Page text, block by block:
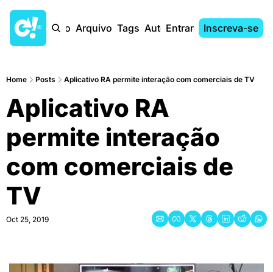
Início Arquivo Tags AutoresEntrar Inscreva-se
Home Posts Aplicativo RA permite interação com comerciais de TV
Aplicativo RA
permite interação
com comerciais de
TV
Oct 25, 2019